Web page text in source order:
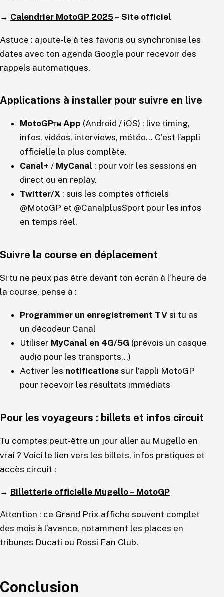
→ Calendrier MotoGP 2025 – Site officiel
Astuce : ajoute-le à tes favoris ou synchronise les
dates avec ton agenda Google pour recevoir des
rappels automatiques.
Applications à installer pour suivre en live
MotoGP™ App (Android / iOS) : live timing,
infos, vidéos, interviews, météo… C’est l’appli
officielle la plus complète.
Canal+ / MyCanal : pour voir les sessions en
direct ou en replay.
Twitter/X : suis les comptes officiels
@MotoGP et @CanalplusSport pour les infos
en temps réel.
Suivre la course en déplacement
Si tu ne peux pas être devant ton écran à l’heure de
la course, pense à :
Programmer un enregistrement TV si tu as
un décodeur Canal
Utiliser MyCanal en 4G/5G (prévois un casque
audio pour les transports…)
Activer les notifications sur l’appli MotoGP
pour recevoir les résultats immédiats
Pour les voyageurs : billets et infos circuit
Tu comptes peut-être un jour aller au Mugello en
vrai ? Voici le lien vers les billets, infos pratiques et
accès circuit :
→ Billetterie officielle Mugello – MotoGP
Attention : ce Grand Prix affiche souvent complet
des mois à l’avance, notamment les places en
tribunes Ducati ou Rossi Fan Club.
Conclusion